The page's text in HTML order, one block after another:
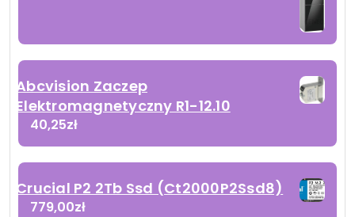
Abcvision Zaczep
Elektromagnetyczny R1-12.10
40,25zł
Crucial P2 2Tb Ssd (Ct2000P2Ssd8)
779,00zł